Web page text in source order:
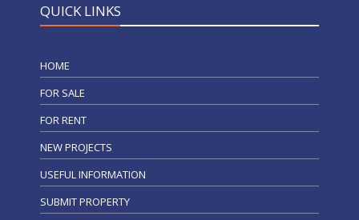
QUICK LINKS
HOME
FOR SALE
FOR RENT
NEW PROJECTS
USEFUL INFORMATION
SUBMIT PROPERTY